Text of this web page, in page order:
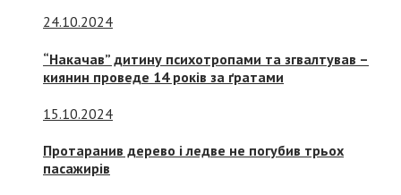
24.10.2024
“Накачав” дитину психотропами та згвалтував –
киянин проведе 14 років за ґратами
15.10.2024
Протаранив дерево і ледве не погубив трьох
пасажирів